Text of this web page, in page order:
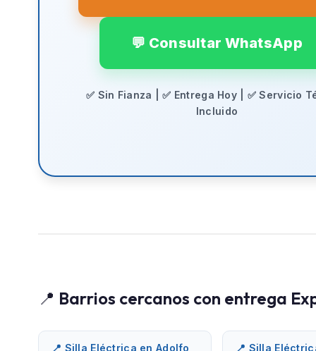
💬 Consultar WhatsApp
✅ Sin Fianza | ✅ Entrega Hoy | ✅ Servicio
Incluido
📍 Barrios cercanos con entrega
📍 Silla Eléctrica en Adolfo
📍 Silla